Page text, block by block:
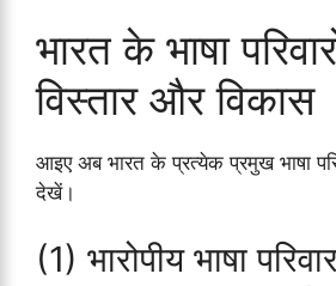
भारत के भाषा
विस्तार और विकास
आइए अब भारत के प्रत्येक प्रमुख भाषा
देखें।
(1) भारोपीय भाषा